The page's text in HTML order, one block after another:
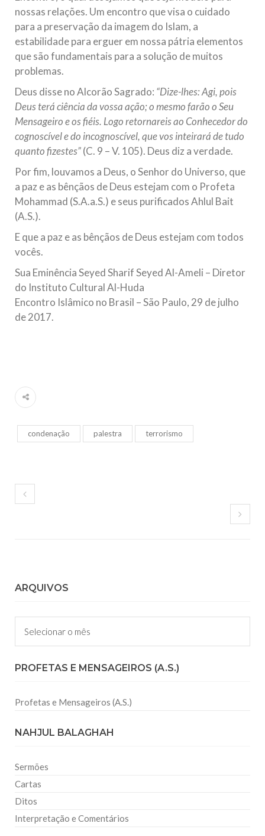
nossas relações. Um encontro que visa o cuidado
para a preservação da imagem do Islam, a
estabilidade para erguer em nossa pátria elementos
que são fundamentais para a solução de muitos
problemas.
Deus disse no Alcorão Sagrado: “Dize-lhes: Agi, pois
Deus terá ciência da vossa ação; o mesmo farão o Seu
Mensageiro e os fiéis. Logo retornareis ao Conhecedor do
cognoscível e do incognoscível, que vos inteirará de tudo
quanto fizestes”(C. 9 – V. 105). Deus diz a verdade.
Por fim, louvamos a Deus, o Senhor do Universo, que
a paz e as bênçãos de Deus estejam com o Profeta
Mohammad (S.A.a.S.) e seus purificados Ahlul Bait
(A.S.).
E que a paz e as bênçãos de Deus estejam com todos
vocês.
Sua Eminência Seyed Sharif Seyed Al-Ameli – Diretor
do Instituto Cultural Al-Huda
Encontro Islâmico no Brasil – São Paulo, 29 de julho
de 2017.
condenação palestra terrorismo
ARQUIVOS
Arquivos
PROFETAS E MENSAGEIROS (A.S.)
Profetas e Mensageiros (A.S.)
NAHJUL BALAGHAH
Sermões
Cartas
Ditos
Interpretação e Comentários